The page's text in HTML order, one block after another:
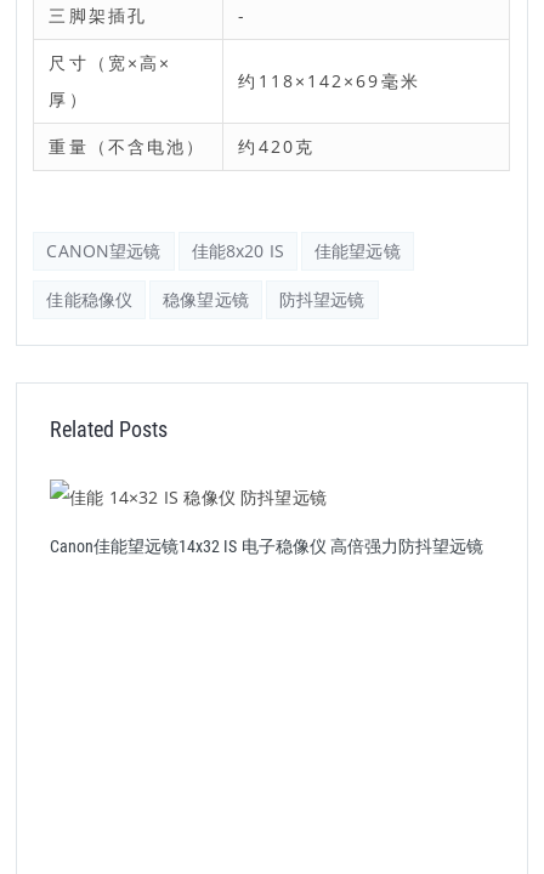
三脚架插孔 -
尺寸（宽×高×
厚）
约118×142×69毫米
重量（不含电池） 约420克
CANON望远镜 佳能8x20 IS 佳能望远镜
佳能稳像仪 稳像望远镜 防抖望远镜
Related Posts
Canon佳能望远镜14x32 IS 电子稳像仪 高倍强力防抖望远镜